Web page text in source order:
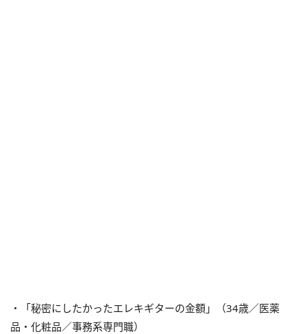
・「秘密にしたかったエレキギターの金額」（34歳／医薬
品・化粧品／事務系専門職）